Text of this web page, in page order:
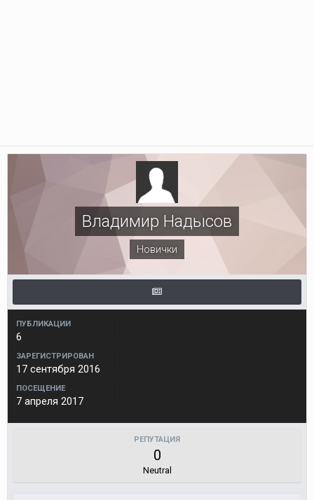
Владимир Надысов
Новички
ПУБЛИКАЦИИ
6
ЗАРЕГИСТРИРОВАН
17 сентября 2016
ПОСЕЩЕНИЕ
7 апреля 2017
РЕПУТАЦИЯ
0
Neutral